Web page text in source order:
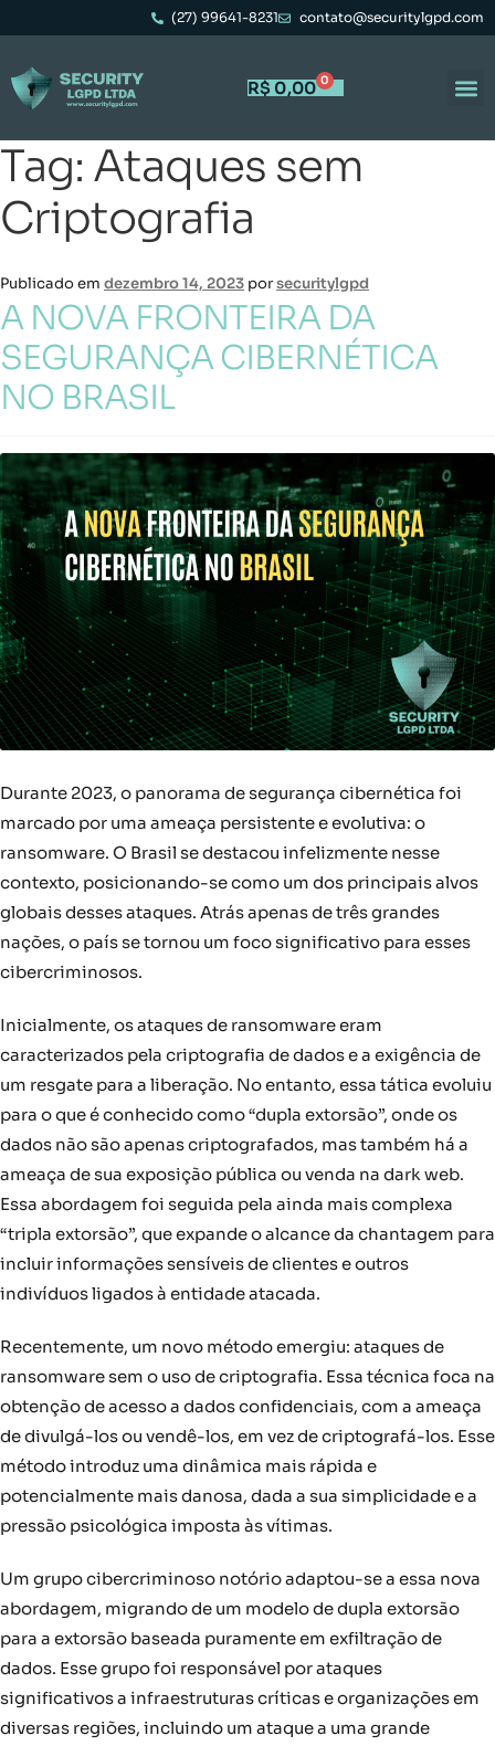
(27) 99641-8231 contato@securitylgpd.com
R$ 0,00 0
Tag: Ataques sem
Criptografia
Publicado em dezembro 14, 2023 porsecuritylgpd
A NOVA FRONTEIRA DA
SEGURANÇA CIBERNÉTICA
NO BRASIL
Durante 2023, o panorama de segurança cibernética foi
marcado por uma ameaça persistente e evolutiva: o
ransomware. O Brasil se destacou infelizmente nesse
contexto, posicionando-se como um dos principais alvos
globais desses ataques. Atrás apenas de três grandes
nações, o país se tornou um foco significativo para esses
cibercriminosos.
Inicialmente, os ataques de ransomware eram
caracterizados pela criptografia de dados e a exigência de
um resgate para a liberação. No entanto, essa tática evoluiu
para o que é conhecido como “dupla extorsão”, onde os
dados não são apenas criptografados, mas também há a
ameaça de sua exposição pública ou venda na dark web.
Essa abordagem foi seguida pela ainda mais complexa
“tripla extorsão”, que expande o alcance da chantagem para
incluir informações sensíveis de clientes e outros
indivíduos ligados à entidade atacada.
Recentemente, um novo método emergiu: ataques de
ransomware sem o uso de criptografia. Essa técnica foca na
obtenção de acesso a dados confidenciais, com a ameaça
de divulgá-los ou vendê-los, em vez de criptografá-los. Esse
método introduz uma dinâmica mais rápida e
potencialmente mais danosa, dada a sua simplicidade e a
pressão psicológica imposta às vítimas.
Um grupo cibercriminoso notório adaptou-se a essa nova
abordagem, migrando de um modelo de dupla extorsão
para a extorsão baseada puramente em exfiltração de
dados. Esse grupo foi responsável por ataques
significativos a infraestruturas críticas e organizações em
diversas regiões, incluindo um ataque a uma grande